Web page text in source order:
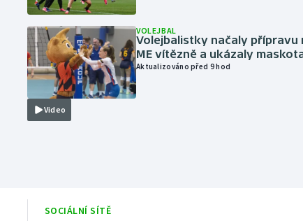
Video
VOLEJBAL
Volejbalistky načaly přípravu
ME vítězně a ukázaly
Aktualizováno před 9 hod
SOCIÁLNÍ SÍTĚ